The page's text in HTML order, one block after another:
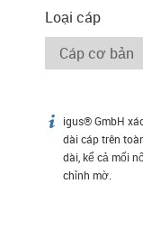
Loại cáp
igus-icon-info
igus® GmbH
dài cáp trên
dài, kể cả mối
chỉnh mờ.